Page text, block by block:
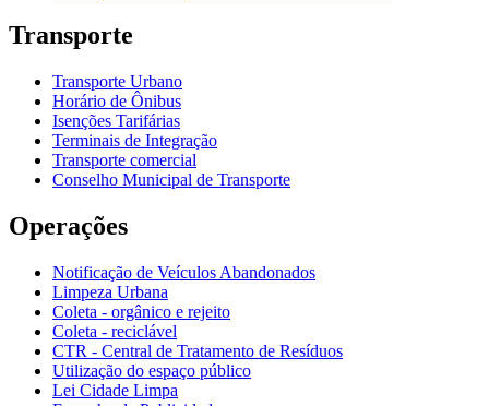
Transporte
Transporte Urbano
Horário de Ônibus
Isenções Tarifárias
Terminais de Integração
Transporte comercial
Conselho Municipal de Transporte
Operações
Notificação de Veículos Abandonados
Limpeza Urbana
Coleta - orgânico e rejeito
Coleta - reciclável
CTR - Central de Tratamento de Resíduos
Utilização do espaço público
Lei Cidade Limpa